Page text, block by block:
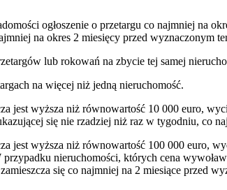
ogłoszenie o przetargu co najmniej na
na okres 2 miesięcy przed wyznaczonym
lub rokowań na zbycie tej samej
na więcej niż jedną nieruchomość.
jest wyższa niż równowartość 10 000 euro,
się nie rzadziej niż raz w tygodniu, co
jest wyższa niż równowartość 100 000 euro,
nieruchomości, których cena
się co najmniej na 2 miesiące przed